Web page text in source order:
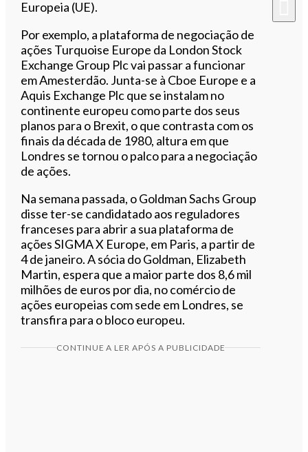
Europeia (UE).
Por exemplo, a plataforma de negociação de
ações Turquoise Europe da London Stock
Exchange Group Plc vai passar a funcionar
em Amesterdão. Junta-se à Cboe Europe e a
Aquis Exchange Plc que se instalam no
continente europeu como parte dos seus
planos para o Brexit, o que contrasta com os
finais da década de 1980, altura em que
Londres se tornou o palco para a negociação
de ações.
Na semana passada, o Goldman Sachs Group
disse ter-se candidatado aos reguladores
franceses para abrir a sua plataforma de
ações SIGMA X Europe, em Paris, a partir de
4 de janeiro. A sócia do Goldman, Elizabeth
Martin, espera que a maior parte dos 8,6 mil
milhões de euros por dia, no comércio de
ações europeias com sede em Londres, se
transfira para o bloco europeu.
CONTINUE A LER APÓS A PUBLICIDADE